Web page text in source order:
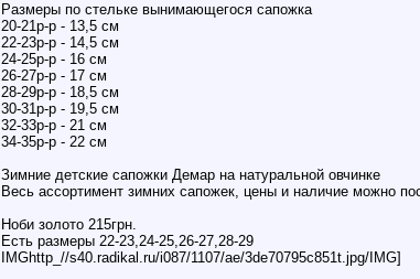
Размеры по стельке вынимающегося сапожка
20-21р-р - 13,5 см
22-23р-р - 14,5 см
24-25р-р - 16 см
26-27р-р - 17 см
28-29р-р - 18,5 см
30-31р-р - 19,5 см
32-33р-р - 21 см
34-35р-р - 22 см
Зимние детские сапожки Демар на натуральной овчинке
Весь ассортимент зимних сапожек, цены и наличие можно
Ноби золото 215грн.
Есть размеры 22-23,24-25,26-27,28-29
IMGhttp_//s40.radikal.ru/i087/1107/ae/3de70795c851t.jpg/IMG]